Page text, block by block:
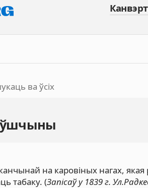
ва ўсіх
на каровіных нагах,
табаку. (Запісаў у 1839 г.